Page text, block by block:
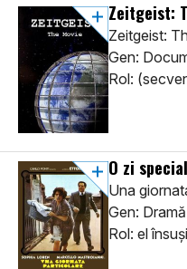
Zeitgeist:
Zeitgeist:
Gen:
Rol:
O zi
Una
Gen: Dramă
Rol: el